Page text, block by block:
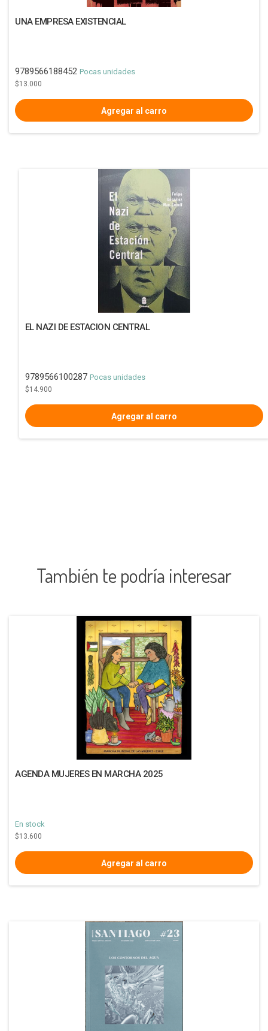
UNA EMPRESA EXISTENCIAL
9789566188452 Pocas unidades
$13.000
EL NAZI DE ESTACION CENTRAL
9789566100287 Pocas unidades
$14.900
También te podría interesar
AGENDA MUJERES EN MARCHA 2025
En stock
$13.600